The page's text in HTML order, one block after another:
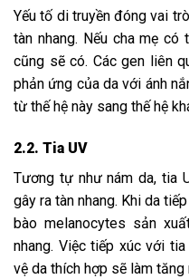
Yếu tố di truyền đóng vai
tàn nhang. Nếu cha mẹ có
cũng sẽ có. Các gen liên
phản ứng của da với ánh
từ thế hệ này sang thế hệ
2.2. Tia UV
Tương tự như nám da, tia
gây ra tàn nhang. Khi da
bào melanocytes sản
nhang. Việc tiếp xúc với
vệ da thích hợp sẽ làm tăng